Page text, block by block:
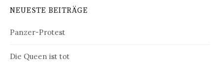
NEUESTE BEITRÄGE
Panzer-Protest
Die Queen ist tot